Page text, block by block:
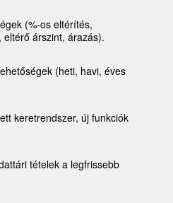
(%-os eltérítés,
árszint, árazás).
(heti, havi, éves
keretrendszer, új funkciók
tételek a legfrissebb